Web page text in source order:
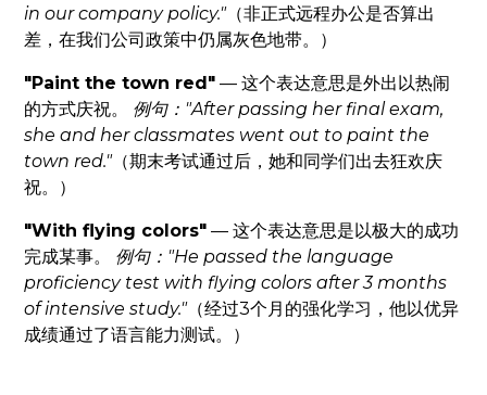
in our company policy."（非正式远程办公是否算出
差，在我们公司政策中仍属灰色地带。）
"Paint the town red" — 这个表达意思是外出以热闹
的方式庆祝。 例句："After passing her final exam,
she and her classmates went out to paint the
town red."（期末考试通过后，她和同学们出去狂欢庆
祝。）
"With flying colors" — 这个表达意思是以极大的成功
完成某事。 例句："He passed the language
proficiency test with flying colors after 3 months
of intensive study."（经过3个月的强化学习，他以优异
成绩通过了语言能力测试。）